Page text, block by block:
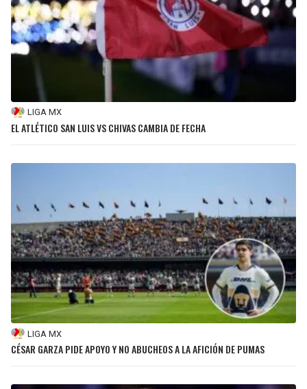
LIGA MX
EL ATLÉTICO SAN LUIS VS CHIVAS CAMBIA DE FECHA
LIGA MX
CÉSAR GARZA PIDE APOYO Y NO ABUCHEOS A LA AFICIÓN DE PUMAS